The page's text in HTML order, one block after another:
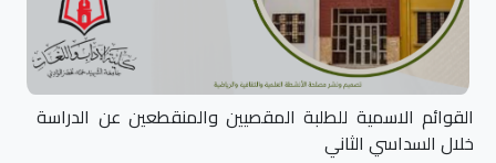
القوائم الاسمية للطلبة المقصيين والمنقطعين عن الدراسة
خلال السداسي الثاني